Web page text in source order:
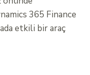
365 Finance
etkili bir araç